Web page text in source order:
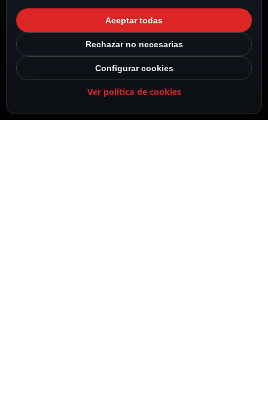
Soporte de repuesto para AJ-KEYPAD-W
Ajax
Aceptar todas
Rechazar no necesarias
Configurar cookies
Ver política de cookies